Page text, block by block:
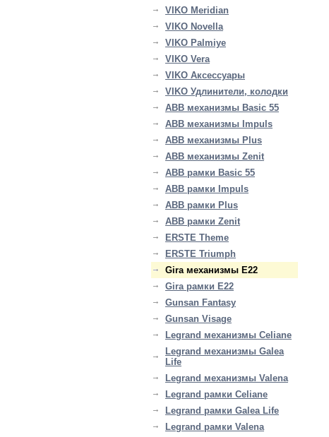
VIKO Meridian
VIKO Novella
VIKO Palmiye
VIKO Vera
VIKO Аксессуары
VIKO Удлинители, колодки
ABB механизмы Basic 55
ABB механизмы Impuls
ABB механизмы Plus
ABB механизмы Zenit
ABB рамки Basic 55
ABB рамки Impuls
ABB рамки Plus
ABB рамки Zenit
ERSTE Theme
ERSTE Triumph
Gira механизмы E22
Gira рамки E22
Gunsan Fantasy
Gunsan Visage
Legrand механизмы Celiane
Legrand механизмы Galea
Life
Legrand механизмы Valena
Legrand рамки Celiane
Legrand рамки Galea Life
Legrand рамки Valena